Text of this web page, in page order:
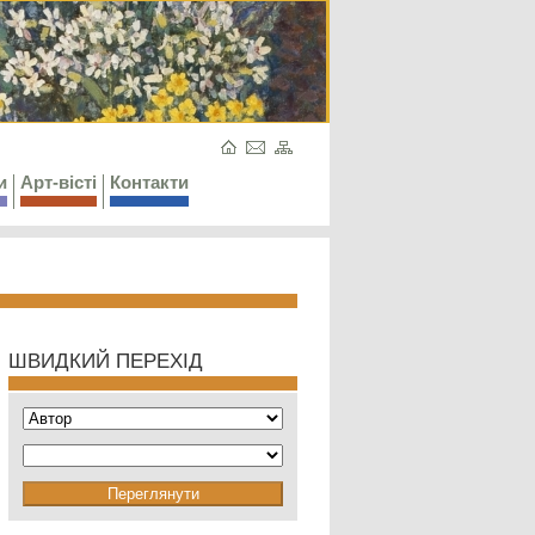
Арт-вісті Контакти
ШВИДКИЙ ПЕРЕХІД